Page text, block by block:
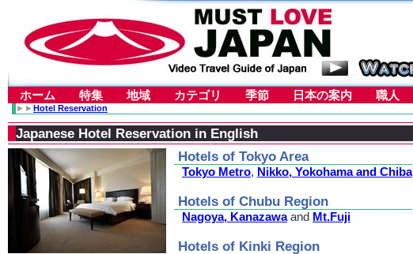
ホーム 特集 地域 カテゴリ 季節 日本の案内 職人
►►Hotel Reservation
Japanese Hotel Reservation in English
Hotels of Tokyo Area
Tokyo Metro, Nikko, Yokohama and Chiba
Hotels of Chubu Region
Nagoya, Kanazawaand Mt.Fuji
Hotels of Kinki Region